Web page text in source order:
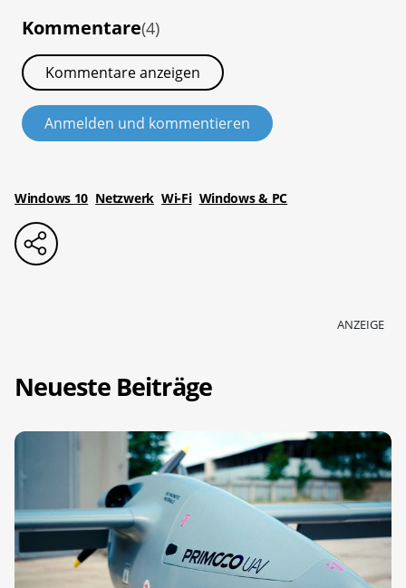
Kommentare(4)
Kommentare anzeigen
Anmelden und kommentieren
Windows 10 Netzwerk Wi-Fi Windows & PC
ANZEIGE
Neueste Beiträge